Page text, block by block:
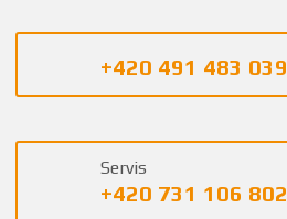
+420 491 483 039
Servis
+420 731 106 802